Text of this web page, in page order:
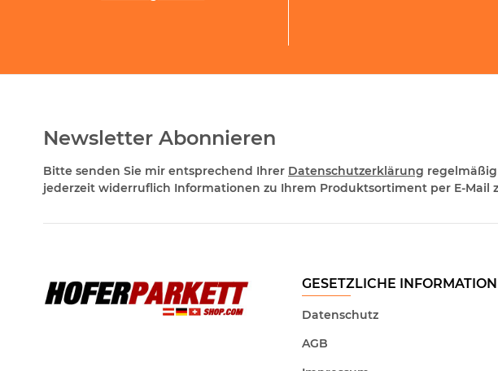
Newsletter Abonnieren
Bitte senden Sie mir entsprechend Ihrer Datenschutzerklärung
jederzeit widerruflich Informationen zu Ihrem Produktsortiment per E-Mail
GESETZLICHE
Datenschutz
AGB